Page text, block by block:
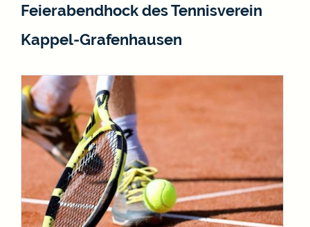
Feierabendhock des Tennisverein
Kappel-Grafenhausen